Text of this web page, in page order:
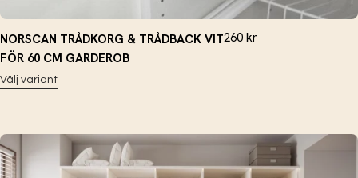
NORSCAN TRÅDKORG & TRÅDBACK VIT
FÖR 60 CM GARDEROB
Välj variant
260 kr